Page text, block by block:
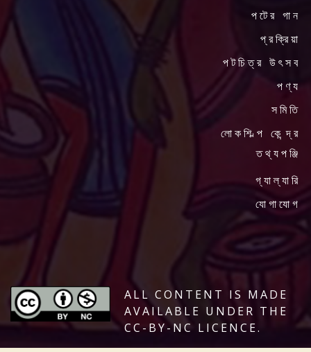
পটের গান
প্রক্রিয়া
পটচিত্র উৎসব
পণ্য
সমিতি
লোকশিল্প কেন্দ্র
তথ্যপঞ্জি
গ্যাল্যারি
যোগাযোগ
ALL CONTENT IS MADE
AVAILABLE UNDER THE
CC-BY-NC LICENCE.